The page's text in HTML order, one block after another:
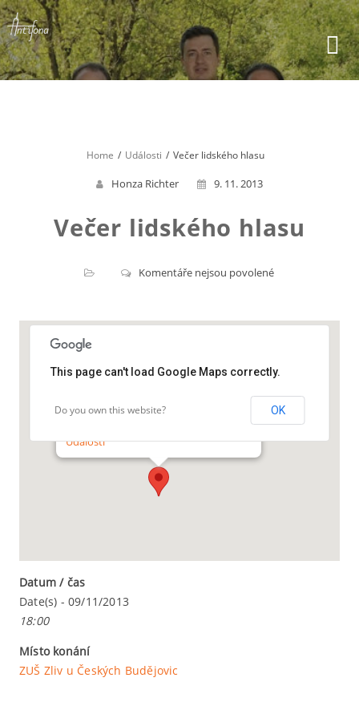
Skip
to
content
Home Události Večer lidského hlasu
Honza Richter 9. 11. 2013
Večer lidského hlasu
Komentáře nejsou povolenéu
názvem
hlasu
Události
This page can't load Google Maps correctly.
Do you own this website? OK
Datum / čas
Date(s) - 09/11/2013
18:00
Místo konání
ZUŠ Zliv u Českých Budějovic